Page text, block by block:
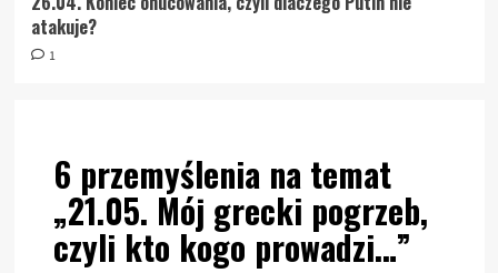
atakuje?
1
6 przemyślenia na temat
„21.05. Mój grecki pogrzeb,
czyli kto kogo prowadzi…”